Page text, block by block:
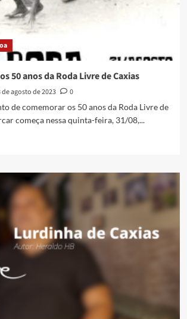
50 anos da Roda Livre de Caxias
de agosto de 2023
0
de comemorar os 50 anos da Roda Livre de
começa nessa quinta-feira, 31/08,...